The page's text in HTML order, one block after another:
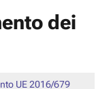
dei
UE 2016/679